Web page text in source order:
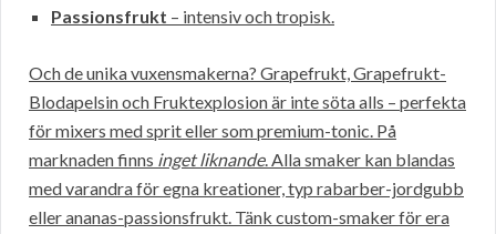
Passionsfrukt – intensiv och tropisk.
Och de unika vuxensmakerna? Grapefrukt, Grapefrukt-
Blodapelsin och Fruktexplosion är inte söta alls – perfekta
för mixers med sprit eller som premium-tonic. På
marknaden finns inget liknande. Alla smaker kan blandas
med varandra för egna kreationer, typ rabarber-jordgubb
eller ananas-passionsfrukt. Tänk custom-smaker för era